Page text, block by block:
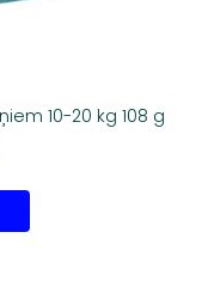
10-20 kg 108 g